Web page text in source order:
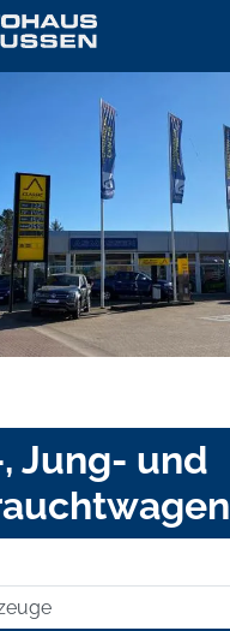
Jung- und